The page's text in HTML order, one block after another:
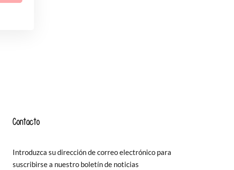
Contacto
Introduzca su dirección de correo electrónico para
suscribirse a nuestro boletín de noticias